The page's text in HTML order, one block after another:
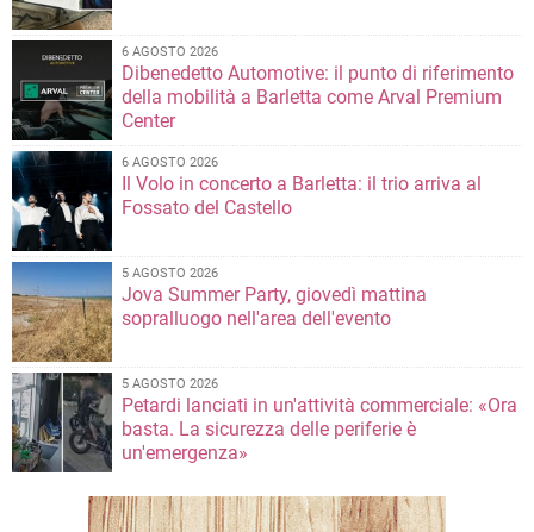
6 AGOSTO 2026
Dibenedetto Automotive: il punto di riferimento
della mobilità a Barletta come Arval Premium
Center
6 AGOSTO 2026
Il Volo in concerto a Barletta: il trio arriva al
Fossato del Castello
5 AGOSTO 2026
Jova Summer Party, giovedì mattina
sopralluogo nell'area dell'evento
5 AGOSTO 2026
Petardi lanciati in un'attività commerciale: «Ora
basta. La sicurezza delle periferie è
un'emergenza»